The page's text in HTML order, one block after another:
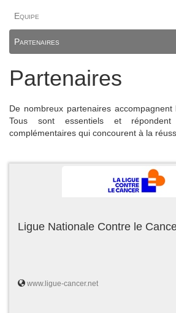
Equipe
Partenaires
Partenaires
De nombreux partenaires accompagnent
Tous sont essentiels et
complémentaires qui concourent à la
Ligue Nationale Contre le
www.ligue-cancer.net